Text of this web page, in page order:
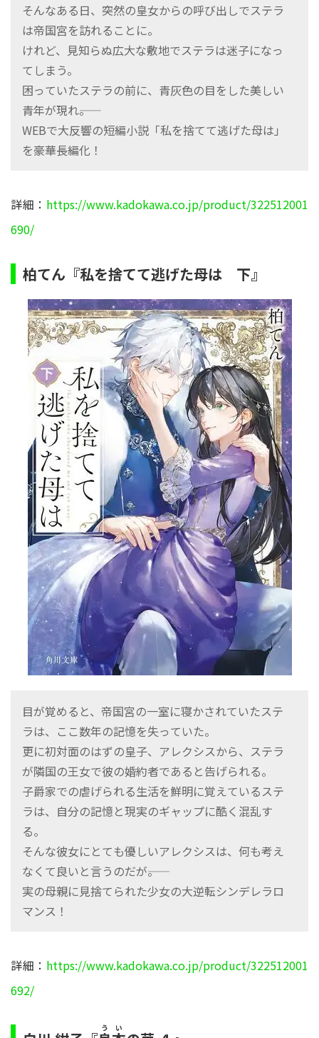
そんなある日、突然の皇女からの呼び出しでステラ
は帝国宮を訪れることに。
けれど、見知らぬ広大な敷地でステラは迷子になっ
てしまう。
困っていたステラの前に、青灰色の目をした美しい
青年が現れ――。
WEBで大反響の短編小説「私を捨てて逃げた母は」
を豪華長編化！
詳細： https://www.kadokawa.co.jp/product/322512001
690/
柏てん『私を捨てて逃げた母は 下』
目が覚めると、帝国宮の一室に寝かされていたステ
ラは、ここ数年の記憶を失っていた。
更に初対面のはずの皇子、アレクシスから、ステラ
が隣国の王女で彼の婚約者であると告げられる。
子爵家での虐げられる生活を鮮明に覚えているステ
ラは、自分の記憶と現実のギャップに酷く混乱す
る。
そんな彼女にとても優しいアレクシスは、何も考え
なくて良いと言うのだが――。
実の母親に見捨てられた少女の大逆転シンデレラロ
マンス！
詳細： https://www.kadokawa.co.jp/product/322512001
692/
うい